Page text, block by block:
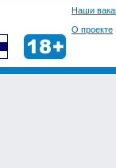
Наши
О проекте